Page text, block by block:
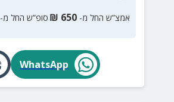
אמצ”ש החל מ- 650
₪ סופ”ש החל מ-
WhatsApp